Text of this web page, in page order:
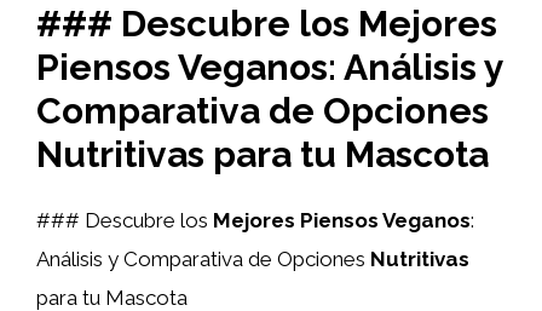
### Descubre los Mejores
Piensos Veganos: Análisis y
Comparativa de Opciones
Nutritivas para tu Mascota
### Descubre los Mejores Piensos Veganos:
Análisis y Comparativa de Opciones Nutritivas
para tu Mascota